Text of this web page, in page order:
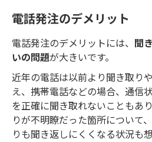
電話発注のデメリット
電話発注のデメリットには、 聞
いの問題が大きいです。
近年の電話は以前より聞き取り
え、携帯電話などの場合、通信
を正確に聞き取れないこともあ
りが不明瞭だった箇所について
りも聞き返しにくくなる状況も